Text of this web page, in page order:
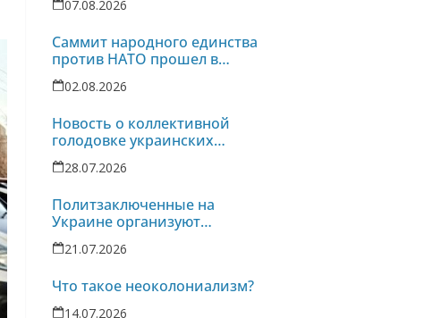
убийств политзаключенных на
07.08.2026
Саммит народного единства
против НАТО прошел в
Испании
02.08.2026
Новость о коллективной
голодовке украинских
политзаключенных услышана
в турецких тюрьмах
28.07.2026
Политзаключенные на
Украине организуют
однодневную голодовку
против пыток в колонии-86
21.07.2026
Что такое неоколониализм?
14.07.2026